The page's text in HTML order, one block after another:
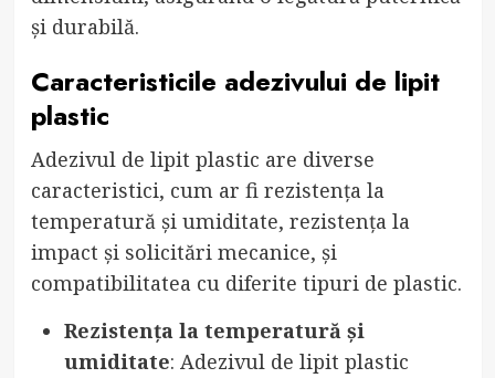
și durabilă.
Caracteristicile adezivului de lipit
plastic
Adezivul de lipit plastic are diverse
caracteristici, cum ar fi rezistența la
temperatură și umiditate, rezistența la
impact și solicitări mecanice, și
compatibilitatea cu diferite tipuri de plastic.
Rezistența la temperatură și
umiditate: Adezivul de lipit plastic